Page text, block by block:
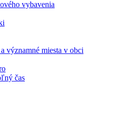
vybavenia
významné miesta v obci
čas